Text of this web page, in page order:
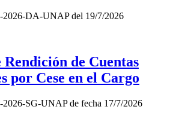
2026-DA-UNAP del 19/7/2026
de Cuentas
por Cese en el Cargo
SG-UNAP de fecha 17/7/2026